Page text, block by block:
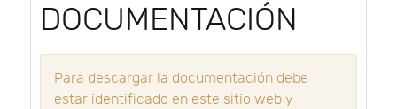
DOCUMENTACIÓN
Para descargar la documentación debe
estar identificado en este sitio web y